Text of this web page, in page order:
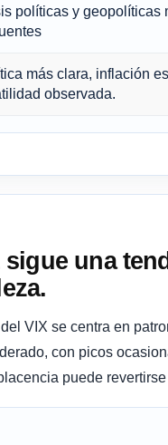
políticas y geopolíticas
más clara, inflación
observada.
sigue una
VIX se centra en
con picos
puede